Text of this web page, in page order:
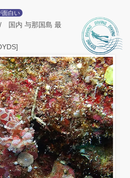
面白い
国内 与那国島 最